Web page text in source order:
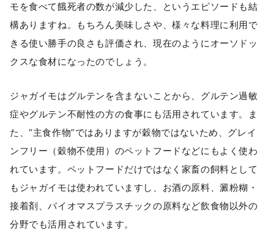
モを食べて餓死者の数が減少した、というエピソードも結
構ありますね。もちろん美味しさや、様々な料理に利用で
きる使い勝手の良さも評価され、現在のようにオーソドッ
クスな食材になったのでしょう。
ジャガイモはグルテンを含まないことから、グルテン過敏
症やグルテン不耐性の方の食事にも活用されています。ま
た、“主食作物”ではありますが穀物ではないため、グレイ
ンフリー（穀物不使用）のペットフードなどにもよく使わ
れています。ペットフードだけではなく家畜の飼料として
もジャガイモは使われていますし、お酒の原料、澱粉糊・
接着剤、バイオマスプラスチックの原料など飲食物以外の
分野でも活用されています。